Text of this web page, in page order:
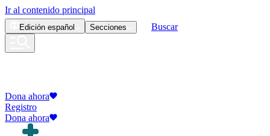
Ir al contenido principal
Edición español Secciones Buscar
Dona ahora
Registro
Dona ahora